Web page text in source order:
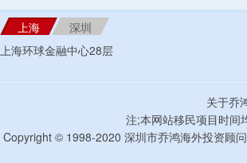
上海
深圳
上海环球金融中心28层
关于乔
注;本网站移民项目时间
Copyright © 1998-2020 深圳市乔鸿海外投资顾